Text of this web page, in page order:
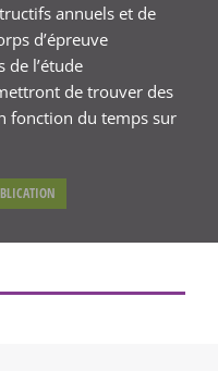
annuels et de
d’épreuve
de l’étude
de trouver des
fonction du temps sur